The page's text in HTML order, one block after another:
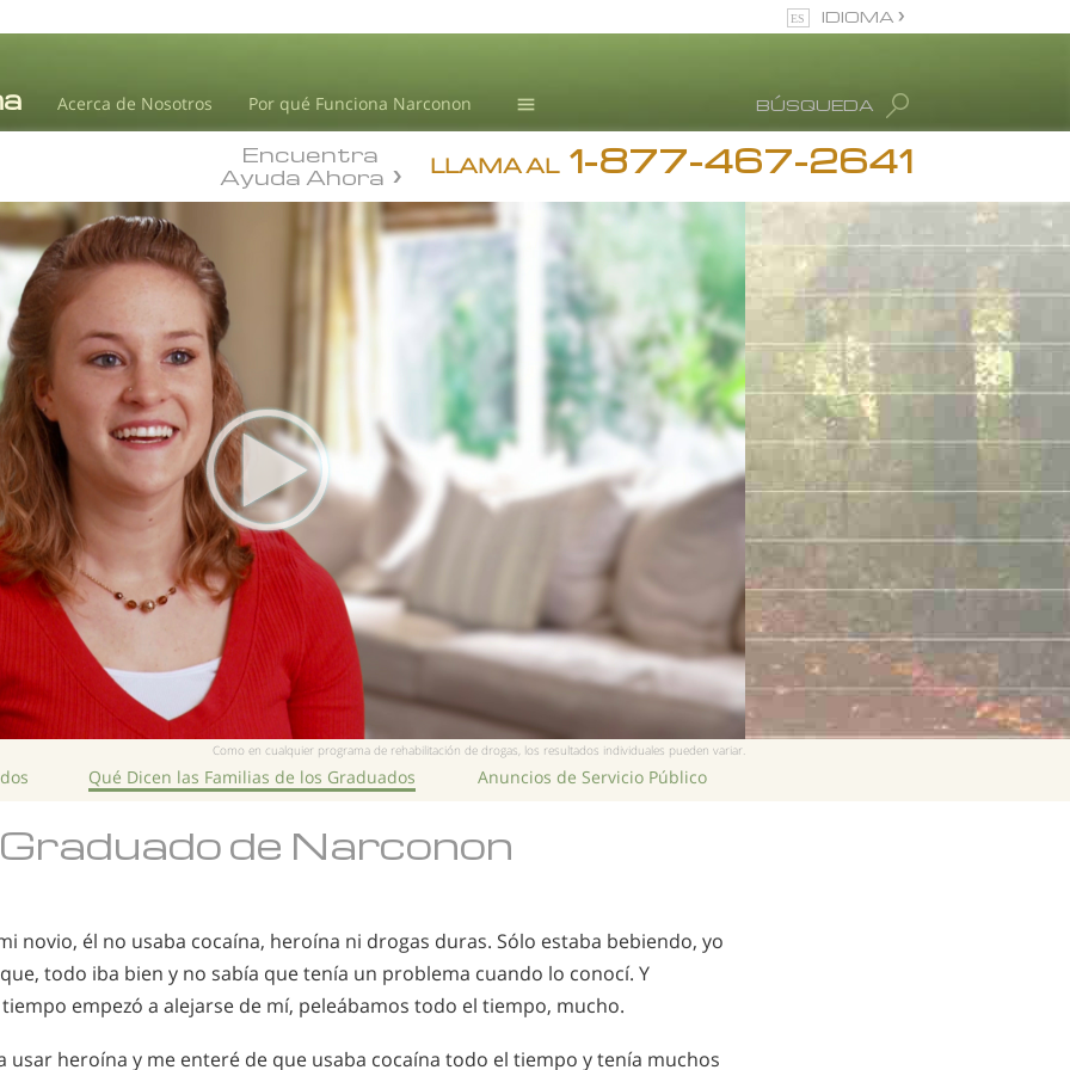
Acerca de Nosotros Por qué Funciona Narconon
Testimonios
BÚSQUEDA
IDIOMA
Español
LLAMA AL 1-877-467-2641
Encuentra
Ayuda Ahora
Como en cualquier programa de rehabilitación de drogas, los resultados individuales pueden variar.
Qué Dicen las Familias de los Graduados Anuncios de Servicio Público
de Narconon
novio, él no usaba cocaína, heroína ni drogas duras. Sólo estaba bebiendo, yo
todo iba bien y no sabía que tenía un problema cuando lo conocí. Y
empezó a alejarse de mí, peleábamos todo el tiempo, mucho.
usar heroína y me enteré de que usaba cocaína todo el tiempo y tenía muchos